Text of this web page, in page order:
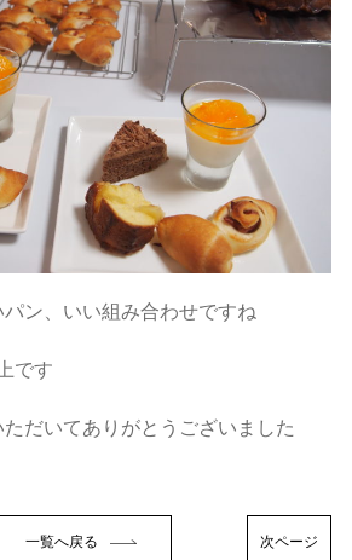
ン、いい組み合わせですね
です
だいてありがとうございました
一覧へ戻る 次ページ